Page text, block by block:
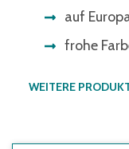
auf
frohe
WEITERE